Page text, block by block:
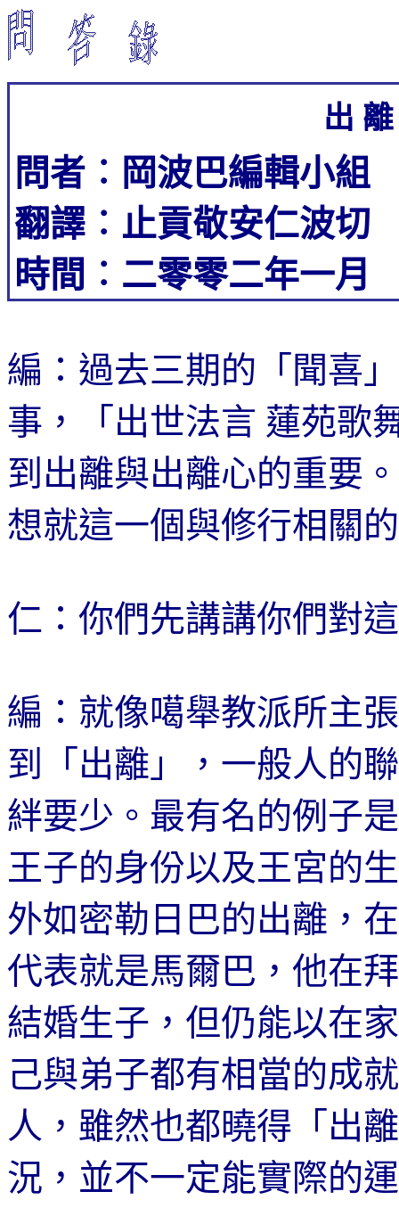
出
問者 ︰ 岡波巴編輯小組
翻譯 ︰ 止貢敬安仁波切
時間 ︰ 二零零二年一月
編：過去三期的「聞喜
事，「出世法言 蓮苑歌
到出離與出離心的重要
想就這一個與修行相關
仁：你們先講講你們對
編：就像噶舉教派所主
到「出離」，一般人的
絆要少。最有名的例子
王子的身份以及王宮的
外如密勒日巴的出離，
代表就是馬爾巴，他在
結婚生子，但仍能以在
己與弟子都有相當的成
人，雖然也都曉得「出
況，並不一定能實際的